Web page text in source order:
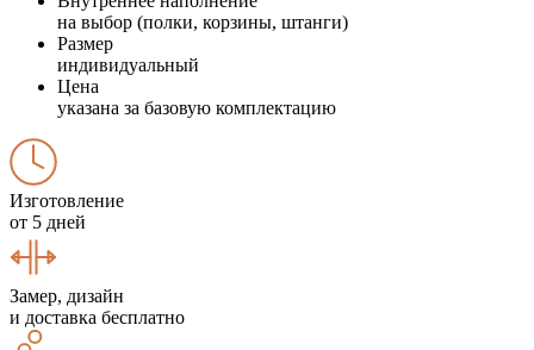
на выбор (полки, корзины, штанги)
Размер
индивидуальный
Цена
указана за базовую комплектацию
Изготовление
от 5 дней
Замер, дизайн
и доставка бесплатно